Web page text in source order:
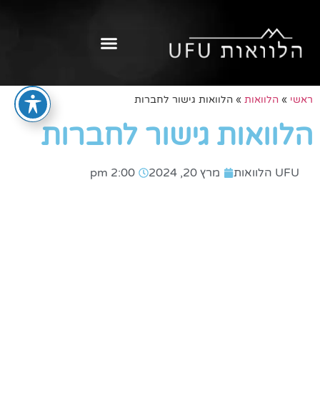
ראשי » הלוואות » הלוואות גישור לחברות
הלוואות גישור לחברות
UFU הלוואות מרץ 20, 2024 2:00 pm